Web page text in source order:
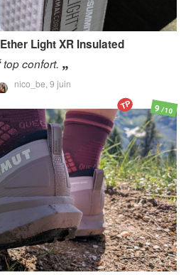
Ether Light XR Insulated
top confort.
nico_be, 9 juin
9/10
TP